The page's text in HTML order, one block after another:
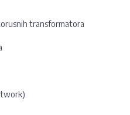
transformatora